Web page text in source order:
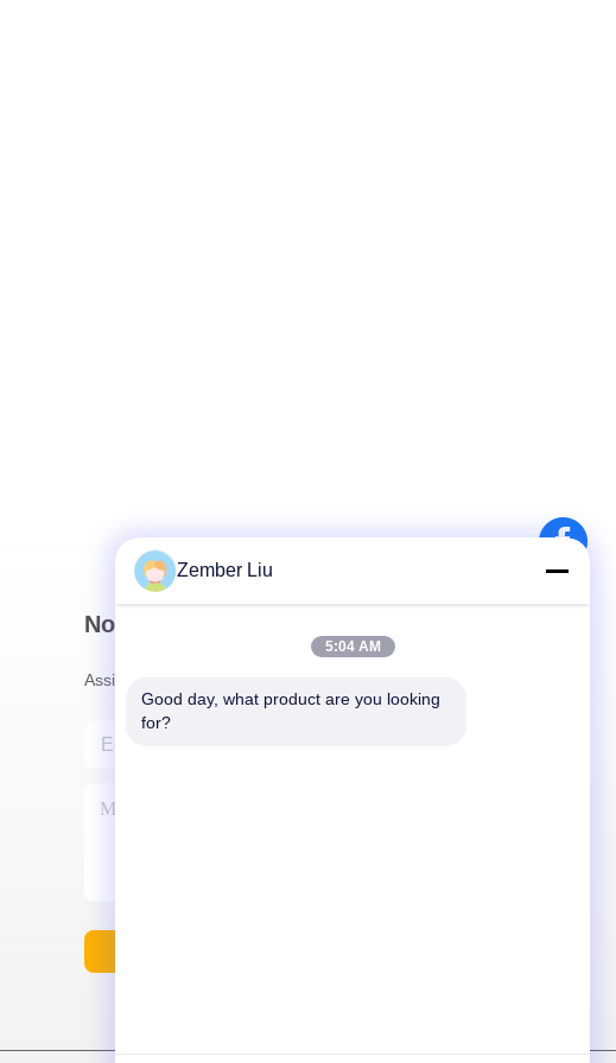
Nosso boletim informativo
Assine nossa newsletter para descontos e muito mais.
Zember Liu
5:04 AM
Good day, what product are you looking
for?